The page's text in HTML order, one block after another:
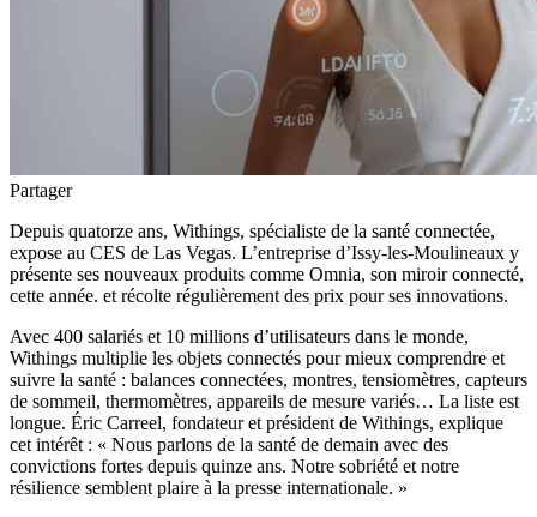
Partager
Depuis quatorze ans, Withings, spécialiste de la santé connectée,
expose au CES de Las Vegas. L’entreprise d’Issy-les-Moulineaux y
présente ses nouveaux produits comme Omnia, son miroir connecté,
cette année. et récolte régulièrement des prix pour ses innovations.
Avec 400 salariés et 10 millions d’utilisateurs dans le monde,
Withings multiplie les objets connectés pour mieux comprendre et
suivre la santé : balances connectées, montres, tensiomètres, capteurs
de sommeil, thermomètres, appareils de mesure variés… La liste est
longue. Éric Carreel, fondateur et président de Withings, explique
cet intérêt : « Nous parlons de la santé de demain avec des
convictions fortes depuis quinze ans. Notre sobriété et notre
résilience semblent plaire à la presse internationale. »